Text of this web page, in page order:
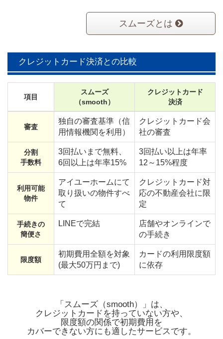
スムーズとは
クレジットカード決済との比較
項目
スムーズ
（smooth）
クレジットカード
決済
審査
独自の審査基準（信
用情報機関を利用）
クレジットカード会
社の審査
分割
手数料
3回払いまで無料、
6回以上は年率15%
3回払い以上は年率
12～15%程度
利用可能
物件
アイユーホームにて
取り扱いの物件すべ
て
クレジットカード対
応の不動産会社に限
定
手続きの
簡便さ
LINEで完結
店舗やオンラインで
の手続き
限度額
初期費用全額を対象
(最大50万円まで)
カードの利用限度額
に依存
「スムーズ（smooth）」は、
クレジットカードを持っていない方や、
限度額の関係で初期費用を
カバーできない方にも適したサービスです。